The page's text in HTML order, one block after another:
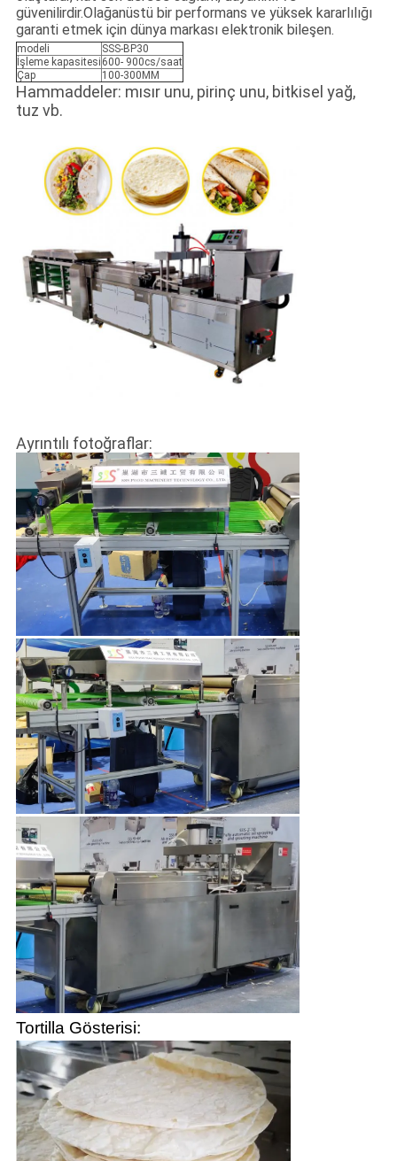
güvenilirdir.Olağanüstü bir performans ve yüksek kararlılığı
garanti etmek için dünya markası elektronik bileşen.
modeli
SSS-BP30
İşleme kapasitesi 600- 900cs/saat
Çap
100-300MM
Hammaddeler: mısır unu, pirinç unu, bitkisel yağ,
tuz vb.
Ayrıntılı fotoğraflar:
Tortilla Gösterisi: